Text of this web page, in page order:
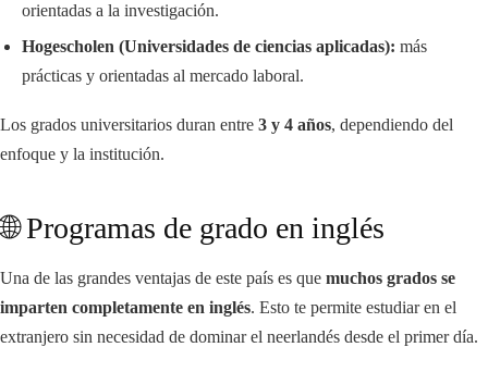
orientadas a la investigación.
Hogescholen (Universidades de ciencias aplicadas): más
prácticas y orientadas al mercado laboral.
Los grados universitarios duran entre 3 y 4 años, dependiendo del
enfoque y la institución.
🌐 Programas de grado en inglés
Una de las grandes ventajas de este país es que muchos grados se
imparten completamente en inglés. Esto te permite estudiar en el
extranjero sin necesidad de dominar el neerlandés desde el primer día.